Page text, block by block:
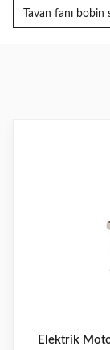
Tavan fanı
Elektrik